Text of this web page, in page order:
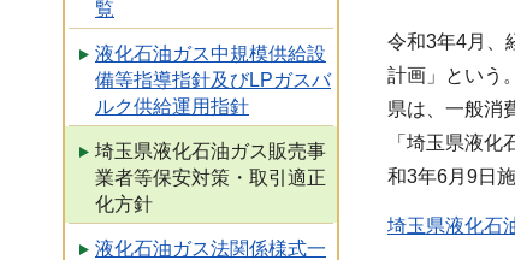
覧
液化石油ガス中規模供給設
備等指導指針及びLPガスバ
ルク供給運用指針
埼玉県液化石油ガス販売事
業者等保安対策・取引適正
化方針
液化石油ガス法関係様式一
令和3年4月、
計画」という
県は、一般消
「埼玉県液
和3年6月9日
埼玉県液化石